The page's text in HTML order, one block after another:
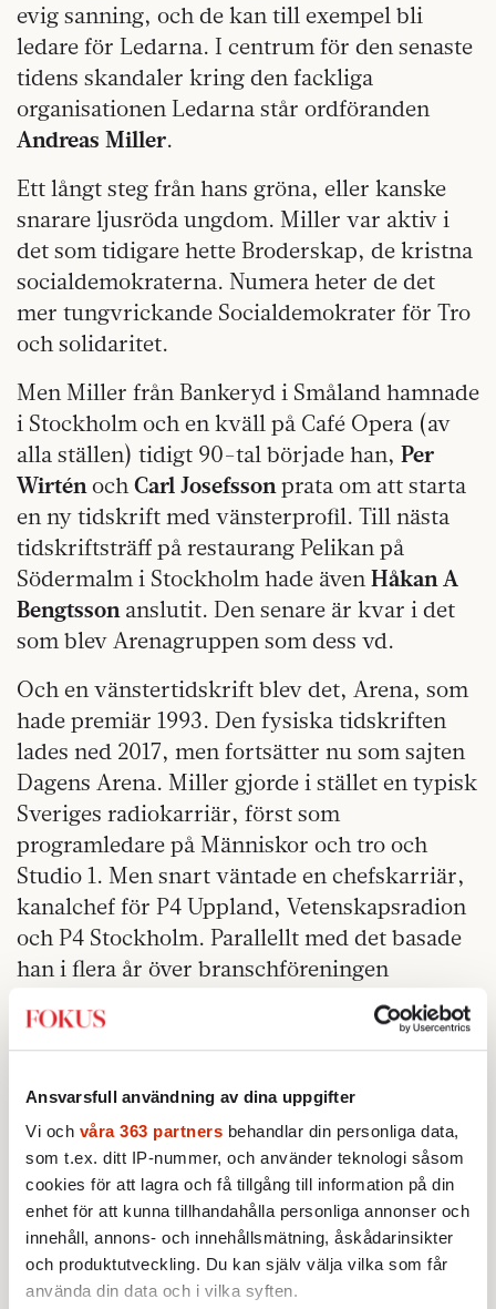
Ansvarsfull användning av dina uppgifter
Vi och våra 363 partners behandlar din personliga data,
som t.ex. ditt IP-nummer, och använder teknologi såsom
cookies för att lagra och få tillgång till information på din
enhet för att kunna tillhandahålla personliga annonser och
innehåll, annons- och innehållsmätning, åskådarinsikter
och produktutveckling. Du kan själv välja vilka som får
använda din data och i vilka syften.
evig sanning, och de kan till exempel bli
ledare för Ledarna. I centrum för den senaste
tidens skandaler kring den fackliga
organisationen Ledarna står ordföranden
Andreas Miller.
Ett långt steg från hans gröna, eller kanske
snarare ljusröda ungdom. Miller var aktiv i
det som tidigare hette Broderskap, de kristna
socialdemokraterna. Numera heter de det
mer tungvrickande Socialdemokrater för Tro
och solidaritet.
Men Miller från Bankeryd i Småland hamnade
i Stockholm och en kväll på Café Opera (av
alla ställen) tidigt 90-tal började han, Per
WirténochCarl Josefssonprata om att starta
en ny tidskrift med vänsterprofil. Till nästa
tidskriftsträff på restaurang Pelikan på
Södermalm i Stockholm hade ävenHåkan A
Bengtssonanslutit. Den senare är kvar i det
som blev Arenagruppen som dess vd.
Och en vänstertidskrift blev det, Arena, som
hade premiär 1993. Den fysiska tidskriften
lades ned 2017, men fortsätter nu som sajten
Dagens Arena. Miller gjorde i stället en typisk
Sveriges radiokarriär, först som
programledare på Människor och tro och
Studio 1. Men snart väntade en chefskarriär,
kanalchef för P4 Uppland, Vetenskapsradion
och P4 Stockholm. Parallellt med det basade
han i flera år över branschföreningen
Medieledarna som tillhör Ledarna. I fjol blev
han boss för hela klabbet. En organisation
kartan, och som inte är kopplade till vare sig
TCO eller Saco. Däremot deltog Ledarna
(tidigare Salf) i förhandlingskartellerna för
kommun- och privattjänstemännen, KTK och
PTK.
Björn Rosengrenskriver i boken »Mitt i
steget« att »Salf hade en olycklig vana att